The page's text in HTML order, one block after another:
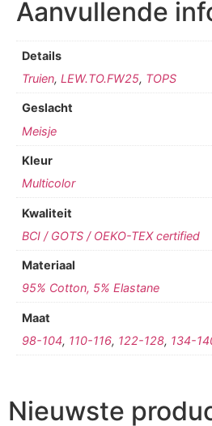
Aanvullende
Details
Truien,LEW.TO.FW25, TOPS
Geslacht
Meisje
Kleur
Multicolor
Kwaliteit
BCI / GOTS / OEKO-TEX certified
Materiaal
95% Cotton, 5% Elastane
Maat
98-104, 110-116, 122-128, 134-
Nieuwste